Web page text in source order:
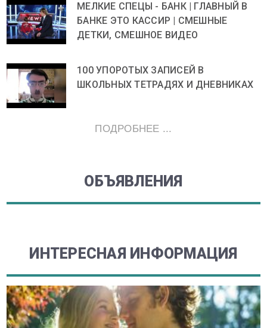
МЕЛКИЕ СПЕЦЫ - БАНК | ГЛАВНЫЙ В
БАНКЕ ЭТО КАССИР | СМЕШНЫЕ
ДЕТКИ, СМЕШНОЕ ВИДЕО
100 УПОРОТЫХ ЗАПИСЕЙ В
ШКОЛЬНЫХ ТЕТРАДЯХ И ДНЕВНИКАХ
ПОДРОБНЕЕ ...
ОБЪЯВЛЕНИЯ
ИНТЕРЕСНАЯ ИНФОРМАЦИЯ